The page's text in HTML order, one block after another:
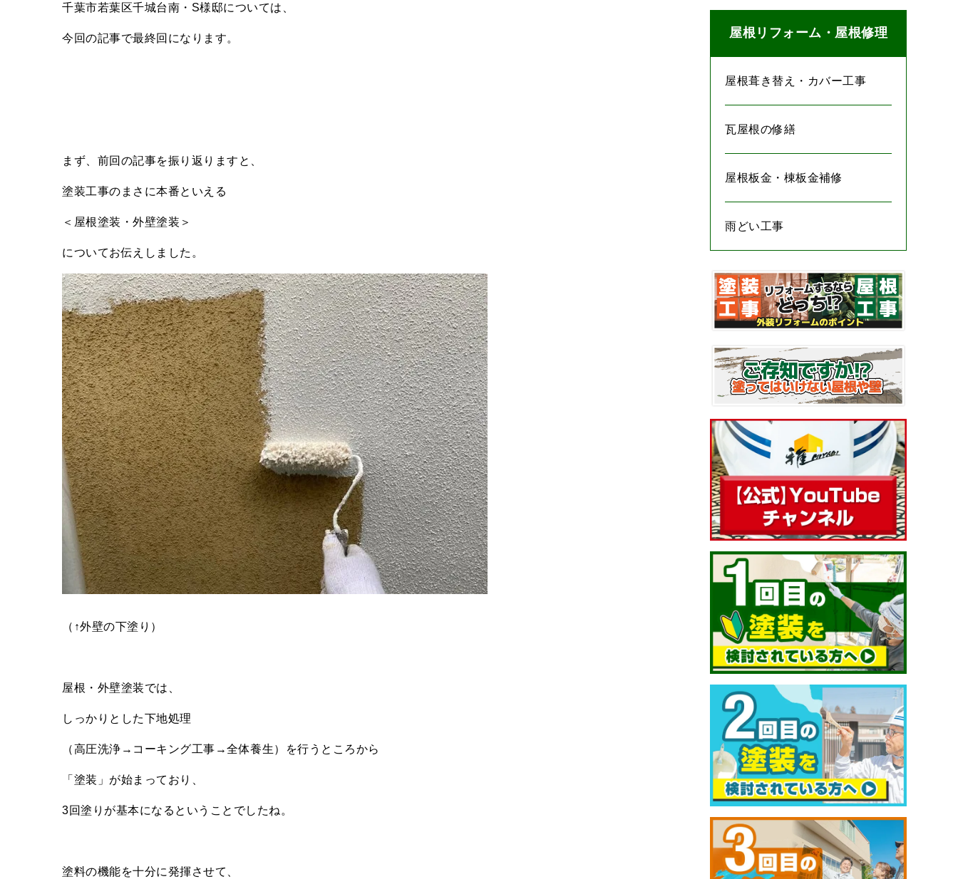
千葉市若葉区千城台南・ S様邸については、
今回の記事で最終回になります。
まず、前回の記事を振り返りますと、
塗装工事のまさに本番といえる
＜屋根塗装・外壁塗装＞
についてお伝えしました。
（↑外壁の下塗り）
屋根・外壁塗装では、
しっかりとした下地処理
（高圧洗浄→コーキング工事→全体養生）を行うところから
「塗装」が始まっており、
3回塗りが基本になるということでしたね。
塗料の機能を十分に発揮させて、
屋根リフォーム・屋根修理
屋根葺き替え・カバー工事
瓦屋根の修繕
屋根板金・棟板金補修
雨どい工事